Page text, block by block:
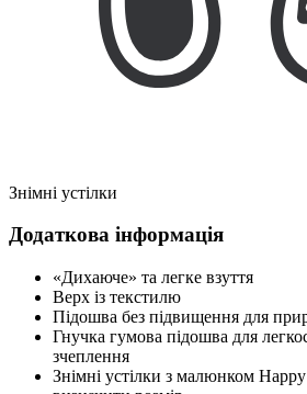
Знімні устілки
Додаткова інформація
«Дихаюче» та легке взуття
Верх із текстилю
Підошва без підвищення для
Гнучка гумова підошва для
зчеплення
Знімні устілки з малюнком